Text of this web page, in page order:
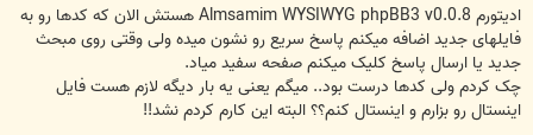
ادیتورم Almsamim WYSIWYG phpBB3 v0.0.8 هستش الان که کدها رو به
فایلهای جدید اضافه میکنم پاسخ سریع رو نشون میده ولی وقتی روی مبحث
جدید یا ارسال پاسخ کلیک میکنم صفحه سفید میاد.
چک کردم ولی کدها درست بود.. میگم یعنی یه بار دیگه لازم هست فایل
اینستال رو بزارم و اینستال کنم؟؟ البته این کارم کردم نشد!!